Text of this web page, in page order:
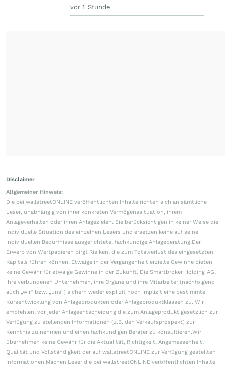
vor 1 Stunde
Disclaimer
Allgemeiner Hinweis:
Die bei wallstreetONLINE veröffentlichten Inhalte richten sich an sämtliche
Leser, unabhängig von ihrer konkreten Vermögenssituation, ihrem
Anlageverhalten oder ihren Anlagezielen. Sie berücksichtigen in keiner Weise die
individuelle Situation des einzelnen Lesers und ersetzen keine auf seine
individuellen Bedürfnisse ausgerichtete, fachkundige Anlageberatung.Der
Erwerb von Wertpapieren birgt Risiken, die zum Totalverlust des eingesetzten
Kapitals führen können. Etwaige in der Vergangenheit erzielte Gewinne bieten
keine Gewähr für etwaige Gewinne in der Zukunft. Die Smartbroker Holding AG,
ihre verbundenen Unternehmen, ihre Organe und ihre Mitarbeiter (nachfolgend
auch „wir“ bzw. „uns“) sichern weder explizit noch implizit eine bestimmte
Kursentwicklung von Anlageprodukten oder Anlageproduktklassen zu. Wir
empfehlen, vor jeder Anlageentscheidung die zum Anlageprodukt gesetzlich zur
Verfügung zu stellenden Informationen (z.B. den Verkaufsprospekt) zur
Kenntnis zu nehmen und einen fachkundigen Berater zu konsultieren.Wir
übernehmen keine Gewähr für die Aktualität, Richtigkeit, Angemessenheit,
Qualität und Vollständigkeit der auf wallstreetONLINE zur Verfügung gestellten
Informationen.Machen Leser die bei wallstreetONLINE veröffentlichten Inhalte